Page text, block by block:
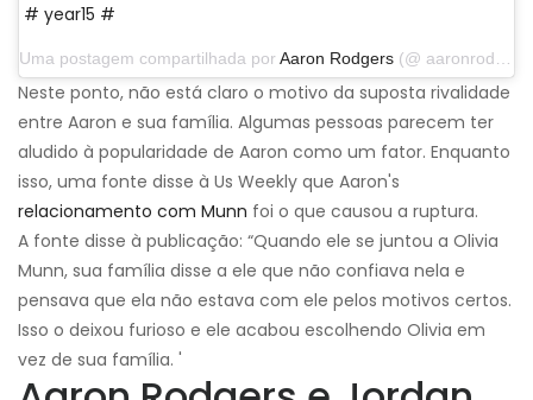
# year15 #
Uma postagem compartilhada por Aaron Rodgers (@ aaronrodgers12) em 4 de setembro de 2019 às 17:14 PDT
Neste ponto, não está claro o motivo da suposta rivalidade
entre Aaron e sua família. Algumas pessoas parecem ter
aludido à popularidade de Aaron como um fator. Enquanto
isso, uma fonte disse à Us Weekly que Aaron's
relacionamento com Munn foi o que causou a ruptura.
A fonte disse à publicação: “Quando ele se juntou a Olivia
Munn, sua família disse a ele que não confiava nela e
pensava que ela não estava com ele pelos motivos certos.
Isso o deixou furioso e ele acabou escolhendo Olivia em
vez de sua família. '